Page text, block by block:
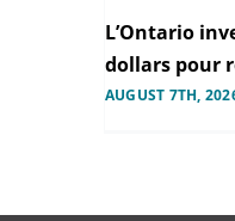
L’Ontario
dollars pour
AUGUST 7TH,